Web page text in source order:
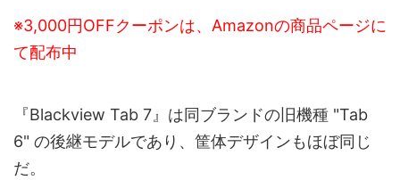
※3,000円OFFクーポンは、Amazonの商品ページに
て配布中
『Blackview Tab 7』は同ブランドの旧機種 "Tab
6" の後継モデルであり、筐体デザインもほぼ同じ
だ。